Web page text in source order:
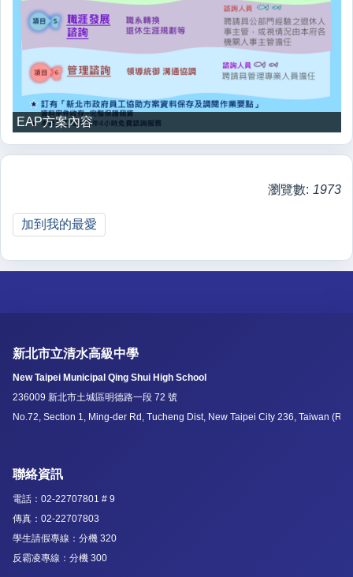
EAP方案內容
瀏覽數: 1973
加到我的最愛
新北市立清水高級中學
New Taipei Municipal Qing Shui High School
236009 新北市土城區明德路一段 72 號
No.72, Section 1, Ming-der Rd, Tucheng Dist, New Taipei City 236, Taiwan
聯絡資訊
電話：02-22707801 # 9
傳真：02-22707803
學生請假專線：分機 320
反霸凌專線：分機 300